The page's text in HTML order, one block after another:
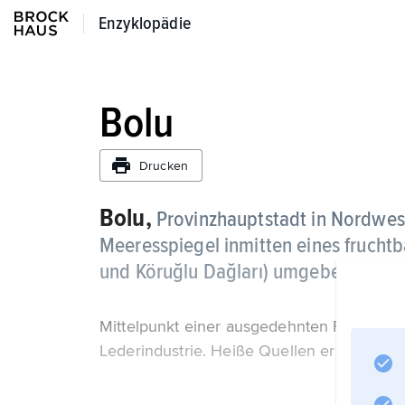
Enzyklopädie
Enzyklopädie
Bolu
Drucken
Bolu, Provinzhauptstadt in
Meeresspiegel inmitten eines
und Köruğlu Dağları) umgebenen
Mittelpunkt einer ausgedehnten
Lederindustrie. Heiße Quellen